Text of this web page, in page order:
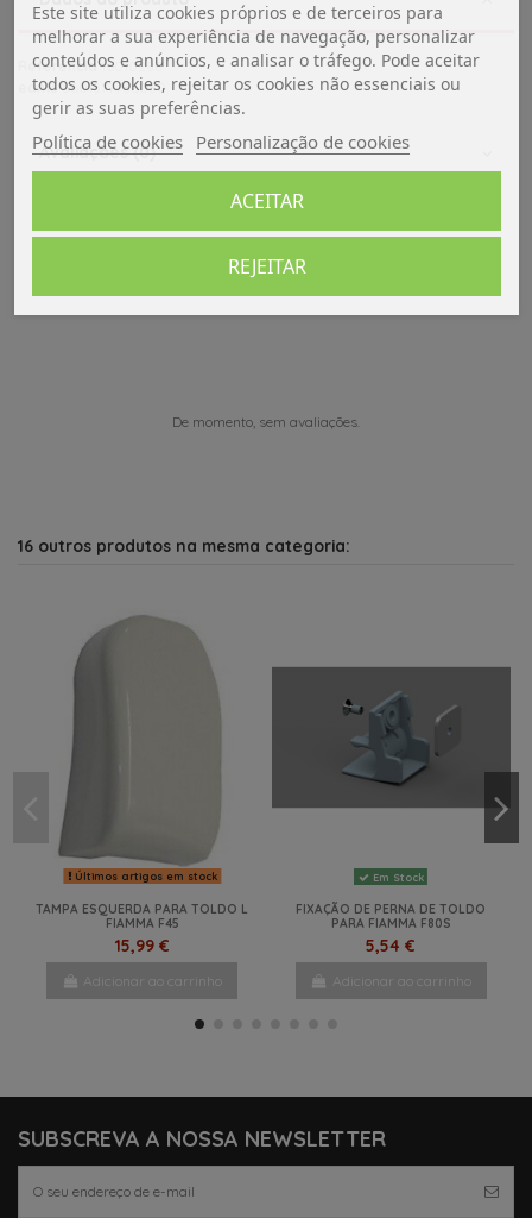
Referência 16010288
ean13 5601577786080
Avaliações (0)
De momento, sem avaliações.
16 outros produtos na mesma categoria:
Últimos artigos em stock
TAMPA ESQUERDA PARA TOLDO L
FIAMMA F45
15,99 €
Adicionar ao carrinho
Em Stock
FIXAÇÃO DE PERNA DE TOLDO
PARA FIAMMA F80S
5,54 €
Adicionar ao carrinho
SUBSCREVA A NOSSA NEWSLETTER
Este site utiliza cookies próprios e de terceiros para
melhorar a sua experiência de navegação, personalizar
conteúdos e anúncios, e analisar o tráfego. Pode aceitar
todos os cookies, rejeitar os cookies não essenciais ou
gerir as suas preferências.
Política de cookies Personalização de cookies
REJEITAR
ACEITAR